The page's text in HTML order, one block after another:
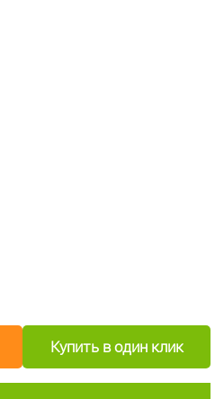
Купить в один клик